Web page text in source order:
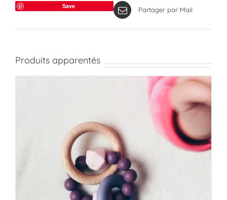
Save Partager par Mail
Produits apparentés